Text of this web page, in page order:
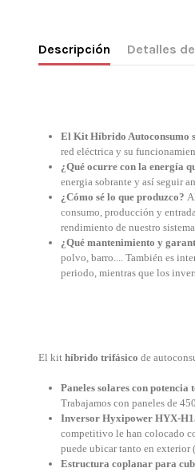
Descripción Detalles
El Kit Híbrido Autoconsumo
red eléctrica y su
¿Qué ocurre con la energía
energia sobrante y así seguir
¿Cómo sé lo que produzco?
consumo, producción y
rendimiento de nuestro
¿Qué mantenimiento y
polvo, barro.... También es
periodo, mientras que los
El kit híbrido trifásico de
Paneles solares con
Trabajamos con paneles de
Inversor Hyxipower HYX-
competitivo le han colocado
puede ubicar tanto en exterior
Estructura coplanar para